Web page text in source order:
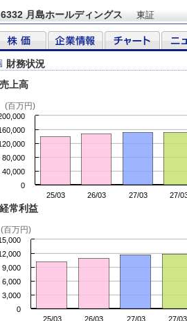
6332 月島ホールディングス 東証